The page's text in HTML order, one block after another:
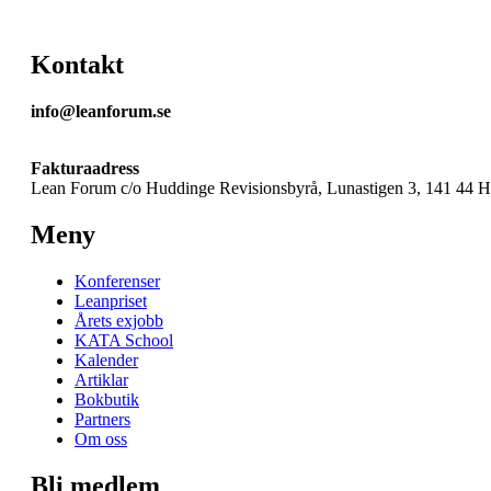
Kontakt
info@leanforum.se
Fakturaadress
Lean Forum c/o Huddinge Revisionsbyrå, Lunastigen 3, 141 44
Meny
Konferenser
Leanpriset
Årets exjobb
KATA School
Kalender
Artiklar
Bokbutik
Partners
Om oss
Bli medlem